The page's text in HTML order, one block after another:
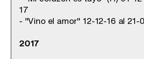
17
- "Vino el amor" 12-12-16 al 21-
2017